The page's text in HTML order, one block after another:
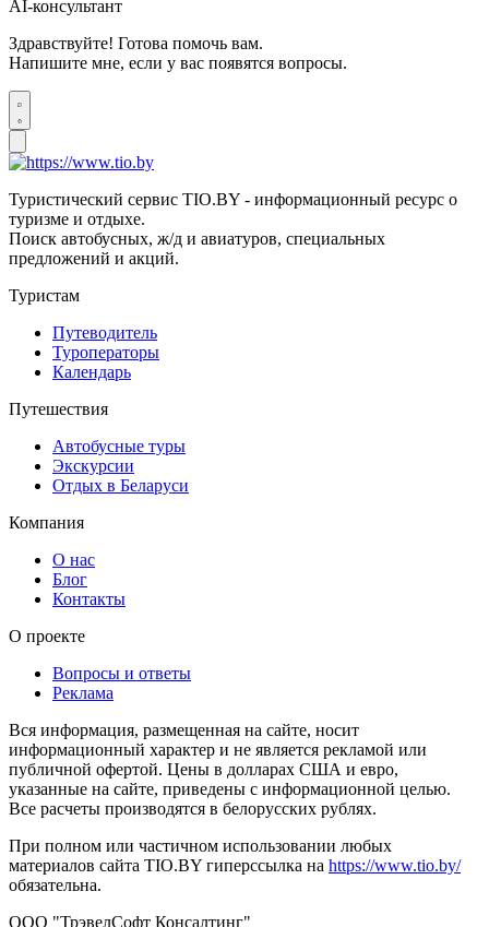
AI-консультант
Здравствуйте! Готова помочь вам.
Напишите мне, если у вас появятся вопросы.
Туристический сервис TIO.BY - информационный ресурс о
туризме и отдыхе.
Поиск автобусных, ж/д и авиатуров, специальных
предложений и акций.
Туристам
Путеводитель
Туроператоры
Календарь
Путешествия
Автобусные туры
Экскурсии
Отдых в Беларуси
Компания
О нас
Блог
Контакты
О проекте
Вопросы и ответы
Реклама
Вся информация, размещенная на сайте, носит
информационный характер и не является рекламой или
публичной офертой. Цены в долларах США и евро,
указанные на сайте, приведены с информационной целью.
Все расчеты производятся в белорусских рублях.
При полном или частичном использовании любых
материалов сайта TIO.BY гиперссылка на https://www.tio.by/
обязательна.
ООО "ТрэвелСофт Консалтинг"